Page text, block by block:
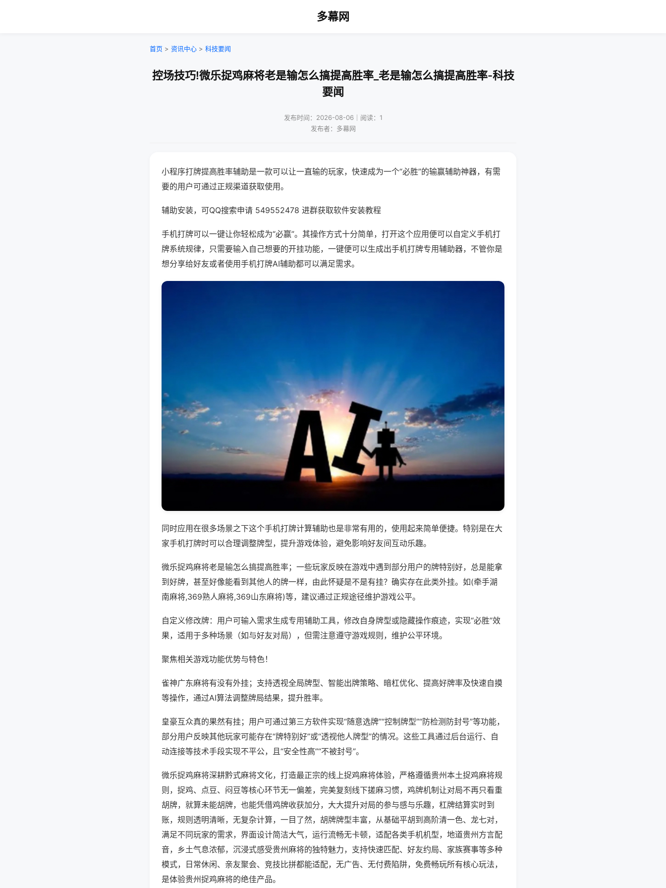
多幕网
首页 > 资讯中心 > 科技要闻
控场技巧!微乐捉鸡麻将老是输怎么搞提高胜率_老是输怎么搞提高胜率-科技
要闻
发布时间：2026-08-06｜阅读：1
发布者：多幕网
小程序打牌提高胜率辅助是一款可以让一直输的玩家，快速成为一个“必胜”的输赢辅助神器，有需
要的用户可通过正规渠道获取使用。
辅助安装，可QQ搜索申请 549552478 进群获取软件安装教程
手机打牌可以一键让你轻松成为“必赢”。其操作方式十分简单，打开这个应用便可以自定义手机打
牌系统规律，只需要输入自己想要的开挂功能，一键便可以生成出手机打牌专用辅助器，不管你是
想分享给好友或者使用手机打牌AI辅助都可以满足需求。
同时应用在很多场景之下这个手机打牌计算辅助也是非常有用的，使用起来简单便捷。特别是在大
家手机打牌时可以合理调整牌型，提升游戏体验，避免影响好友间互动乐趣。
微乐捉鸡麻将老是输怎么搞提高胜率；一些玩家反映在游戏中遇到部分用户的牌特别好，总是能拿
到好牌，甚至好像能看到其他人的牌一样，由此怀疑是不是有挂？确实存在此类外挂。如(牵手湖
南麻将,369熟人麻将,369山东麻将)等，建议通过正规途径维护游戏公平。
自定义修改牌：用户可输入需求生成专用辅助工具，修改自身牌型或隐藏操作痕迹，实现“必胜”效
果，适用于多种场景（如与好友对局），但需注意遵守游戏规则，维护公平环境。
聚焦相关游戏功能优势与特色！
雀神广东麻将有没有外挂；支持透视全局牌型、智能出牌策略、暗杠优化、提高好牌率及快速自摸
等操作，通过AI算法调整牌局结果，提升胜率。
皇豪互众真的果然有挂；用户可通过第三方软件实现“随意选牌”“控制牌型”“防检测防封号”等功能，
部分用户反映其他玩家可能存在“牌特别好”或“透视他人牌型”的情况。这些工具通过后台运行、自
动连接等技术手段实现不平公，且“安全性高”“不被封号”。
微乐捉鸡麻将深耕黔式麻将文化，打造最正宗的线上捉鸡麻将体验，严格遵循贵州本土捉鸡麻将规
则，捉鸡、点豆、闷豆等核心环节无一偏差，完美复刻线下搓麻习惯，鸡牌机制让对局不再只看重
胡牌，就算未能胡牌，也能凭借鸡牌收获加分，大大提升对局的参与感与乐趣，杠牌结算实时到
账，规则透明清晰，无复杂计算，一目了然，胡牌牌型丰富，从基础平胡到高阶清一色、龙七对，
满足不同玩家的需求，界面设计简洁大气，运行流畅无卡顿，适配各类手机机型，地道贵州方言配
音，乡土气息浓郁，沉浸式感受贵州麻将的独特魅力，支持快速匹配、好友约局、家族赛事等多种
模式，日常休闲、亲友聚会、竞技比拼都能适配，无广告、无付费陷阱，免费畅玩所有核心玩法，
是体验贵州捉鸡麻将的绝佳产品。